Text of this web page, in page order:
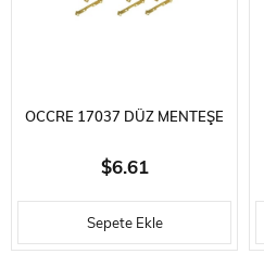
OCCRE 17037 DÜZ MENTEŞE
2.5X15 MM. PRINÇ, 20 ADET
$6.61
Sepete Ekle